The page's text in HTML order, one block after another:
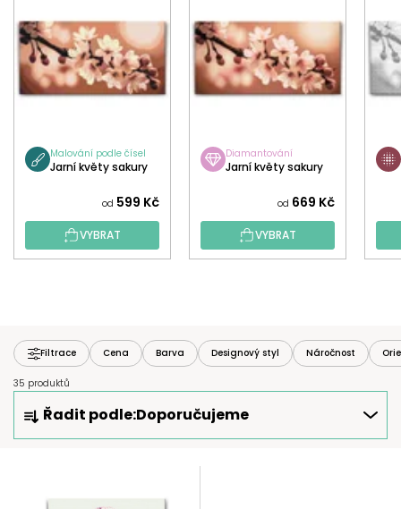
Malování podle čísel
Jarní květy sakury
od 599 Kč
VYBRAT
Diamantování
Jarní květy sakury
od 669 Kč
VYBRAT
Filtrace Cena Barva Designový styl Náročnost
35 produktů
Z
Řadit podle:Doporučujeme